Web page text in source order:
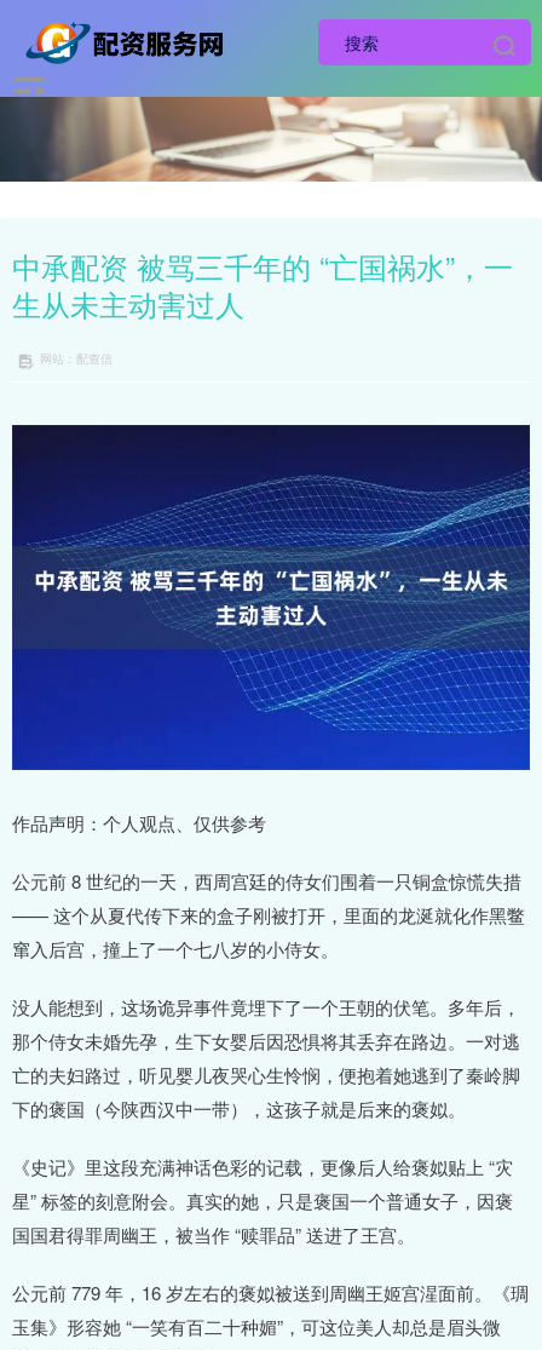
中承配资 被骂三千年的 “亡国祸水”，一
生从未主动害过人
网站：配查信
作品声明：个人观点、仅供参考
公元前 8 世纪的一天，西周宫廷的侍女们围着一只铜盒惊慌失措
—— 这个从夏代传下来的盒子刚被打开，里面的龙涎就化作黑鳖
窜入后宫，撞上了一个七八岁的小侍女。
没人能想到，这场诡异事件竟埋下了一个王朝的伏笔。多年后，
那个侍女未婚先孕，生下女婴后因恐惧将其丢弃在路边。一对逃
亡的夫妇路过，听见婴儿夜哭心生怜悯，便抱着她逃到了秦岭脚
下的褒国（今陕西汉中一带），这孩子就是后来的褒姒。
《史记》里这段充满神话色彩的记载，更像后人给褒姒贴上 “灾
星” 标签的刻意附会。真实的她，只是褒国一个普通女子，因褒
国国君得罪周幽王，被当作 “赎罪品” 送进了王宫。
公元前 779 年，16 岁左右的褒姒被送到周幽王姬宫湦面前。《琱
玉集》形容她 “一笑有百二十种媚”，可这位美人却总是眉头微